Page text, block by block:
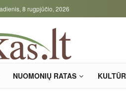
8 rugpjūčio, 2026
NUOMONIŲ RATAS